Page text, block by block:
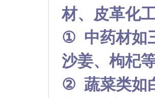
材、皮革化
① 中药材如
沙姜、枸杞
② 蔬菜类如